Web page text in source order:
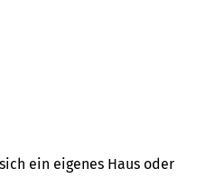
ein eigenes Haus oder